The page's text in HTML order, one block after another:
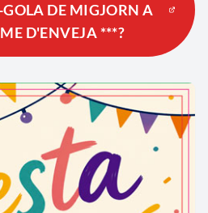
DE MIGJORN A
D'ENVEJA ***?